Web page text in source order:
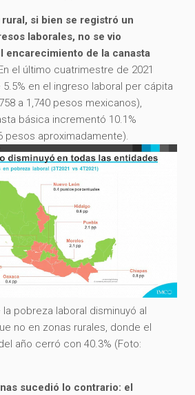
rural, si bien se registró un
laborales, no se vio
encarecimiento de la canasta
el último cuatrimestre de 2021
en el ingreso laboral per cápita
a 1,740 pesos mexicanos),
básica incrementó 10.1%
pesos aproximadamente).
la pobreza laboral disminuyó al
no en zonas rurales, donde el
año cerró con 40.3% (Foto:
sucedió lo contrario: el